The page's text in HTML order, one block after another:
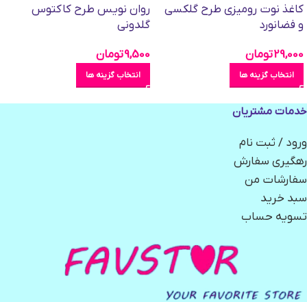
کاغذ نوت رومیزی طرح گلکسی
و فضانورد
29,000تومان
انتخاب گزینه ها
روان نویس طرح کاکتوس
گلدونی
9,500تومان
انتخاب گزینه ها
خدمات مشتریان
ورود / ثبت نام
رهگیری سفارش
سفارشات من
سبد خرید
تسویه حساب